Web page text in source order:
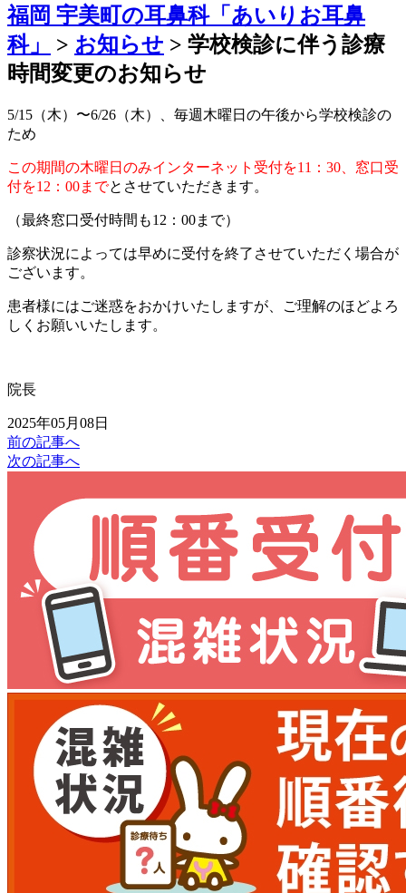
福岡 宇美町の耳鼻科「あいりお耳鼻
科」
> お知らせ > 学校検診に伴う診療
時間変更のお知らせ
5/15（木）〜6/26（木）、毎週木曜日の午後から学校検診の
ため
この期間の木曜日のみインターネット受付を11：30、窓口受
付を12：00までとさせていただきます。
（最終窓口受付時間も12：00まで）
診察状況によっては早めに受付を終了させていただく場合が
ございます。
患者様にはご迷惑をおかけいたしますが、ご理解のほどよろ
しくお願いいたします。
院長
2025年05月08日
前の記事へ
次の記事へ